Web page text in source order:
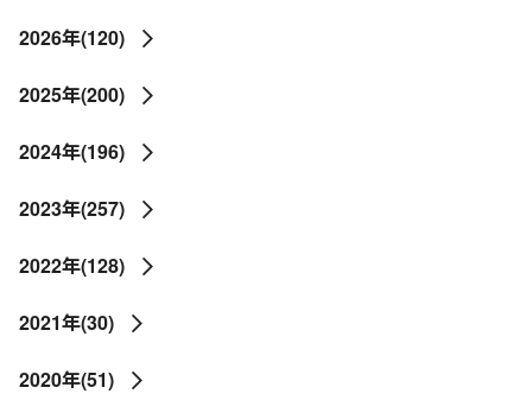
2026年(120)
2025年(200)
2024年(196)
2023年(257)
2022年(128)
2021年(30)
2020年(51)